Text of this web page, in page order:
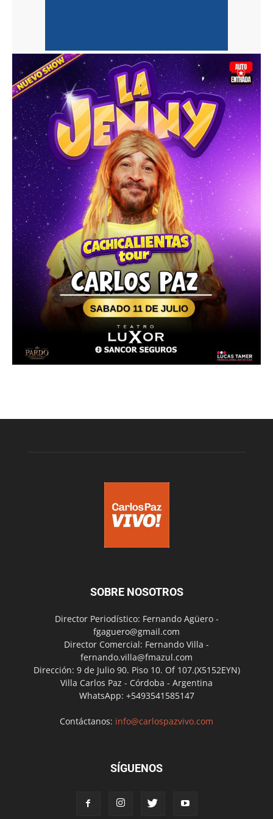
SOBRE NOSOTROS
Director Periodístico: Fernando Agüero -
fgaguero@gmail.com
Director Comercial: Fernando Villa -
fernando.villa@fmazul.com
Dirección: 9 de Julio 90. Piso 10. Of 107.(X5152EYN)
Villa Carlos Paz - Córdoba - Argentina
WhatsApp: +5493541585147
Contáctanos: info@carlospazvivo.com
SÍGUENOS